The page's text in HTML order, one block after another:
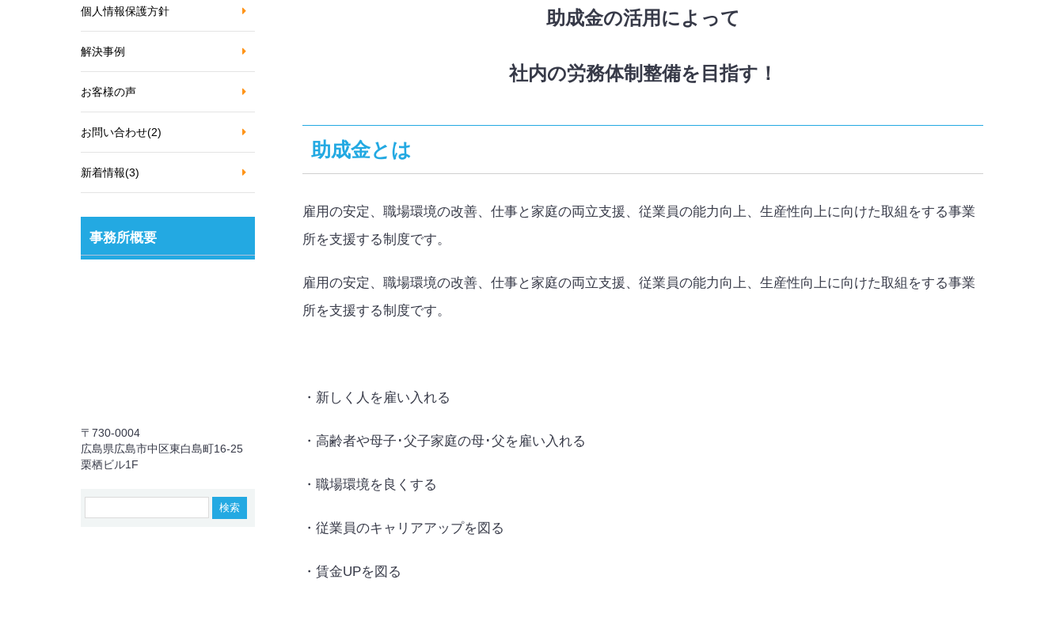
助成金の活用によって
社内の労務体制整備を目指す！
助成金とは
雇用の安定、職場環境の改善、仕事と家庭の両立支援、従業員の能力向上、生産性向上に向けた取組をする事業
所を支援する制度です。
雇用の安定、職場環境の改善、仕事と家庭の両立支援、従業員の能力向上、生産性向上に向けた取組をする事業
所を支援する制度です。
・新しく人を雇い入れる
・高齢者や母子･父子家庭の母･父を雇い入れる
・職場環境を良くする
・従業員のキャリアアップを図る
・賃金UPを図る
個人情報保護方針
解決事例
お客様の声
お問い合わせ(2)
新着情報(3)
事務所概要
〒730-0004
広島県広島市中区東白島町16-25
栗栖ビル1F